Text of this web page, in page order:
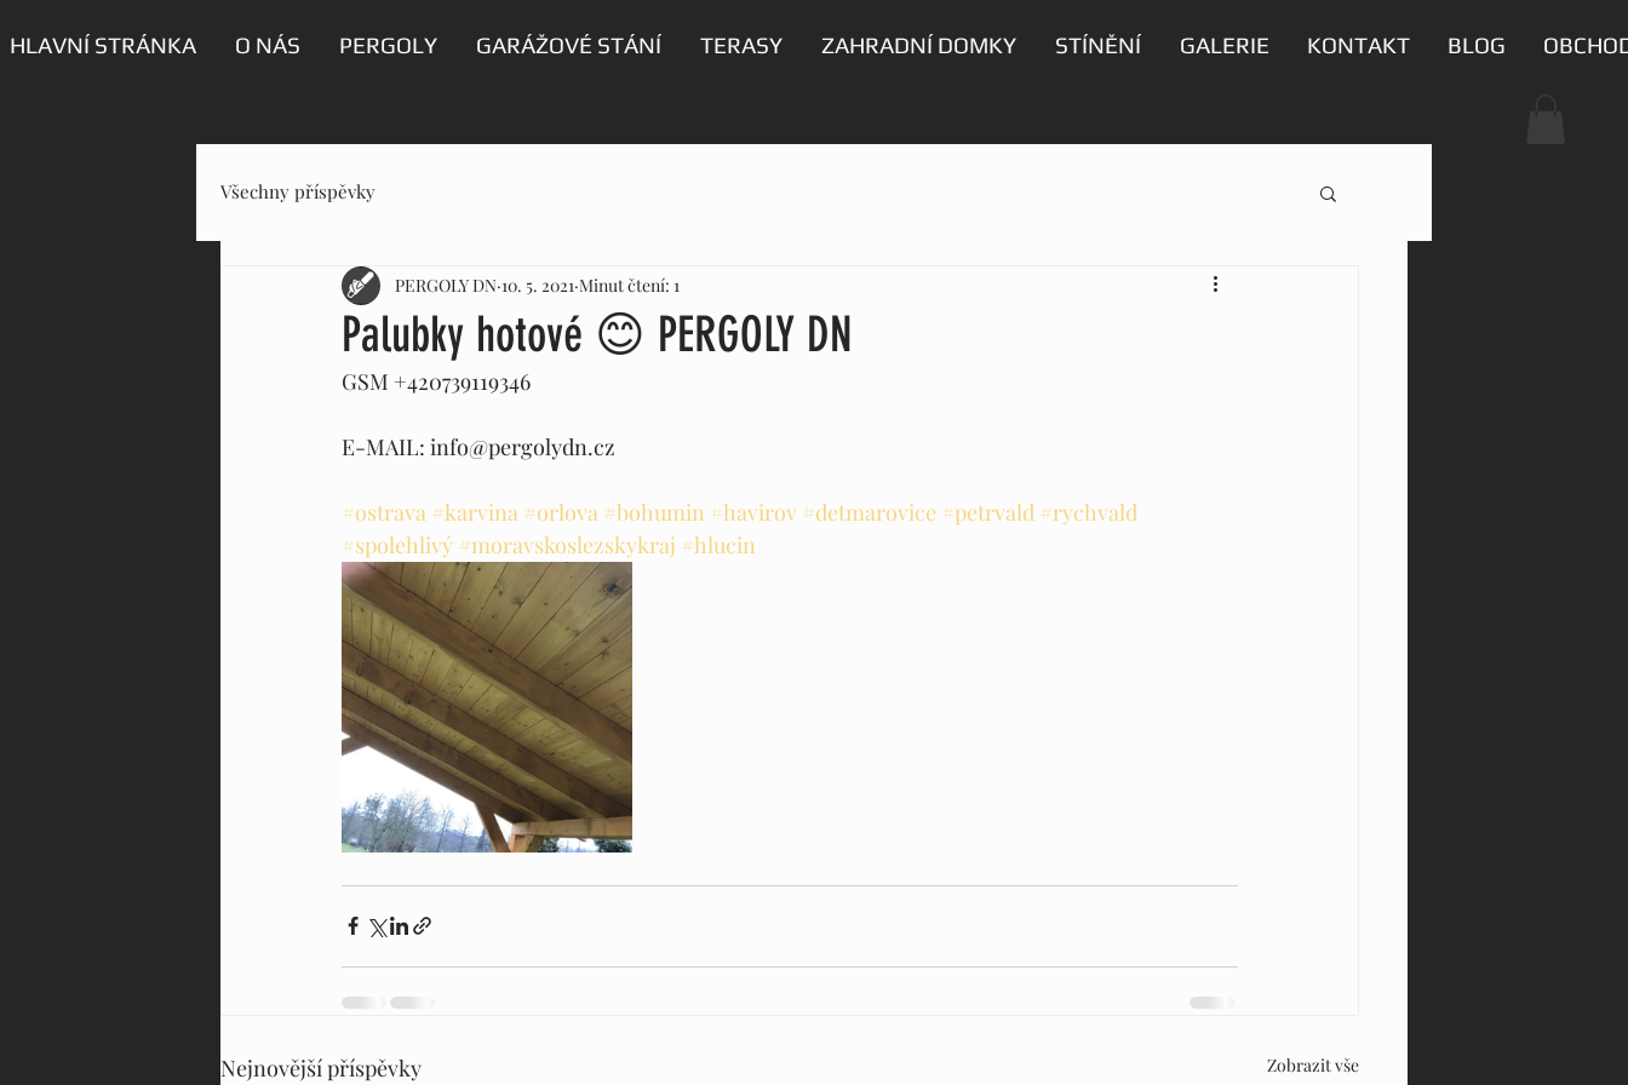
HLAVNÍ STRÁNKA O NÁS PERGOLY GARÁŽOVÉ STÁNÍ TERASY ZAHRADNÍ DOMKY STÍNĚNÍ GALERIE KONTAKT BLOG
Všechny příspěvky
Palubky hotové 😊 PERGOLY DN
PERGOLY DN 10. 5. 2021 Minut čtení: 1
GSM +420739119346
E-MAIL: info@pergolydn.cz
#ostrava #karvina #orlova #bohumin #havirov #detmarovice #petrvald #rychvald
#spolehlivý #moravskoslezskykraj #hlucin
Nejnovější příspěvky Zobrazit vše